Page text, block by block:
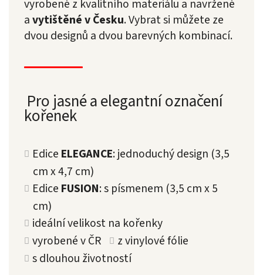
vyrobené z kvalitního materiálu a navržené
avytištěné v Česku. Vybrat si můžete ze
dvou designů a dvou barevných kombinací.
Pro jasné a elegantní označení
kořenek
Edice ELEGANCE: jednoduchý design (3,5
cm x 4,7 cm)
Edice FUSION: s písmenem (3,5 cm x 5
cm)
ideální velikost na kořenky
vyrobené v ČR
z vinylové fólie
s dlouhou životností